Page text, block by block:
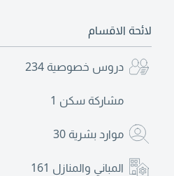
لائحة الاقسام
دروس خصوصية 234
مشاركة سكن 1
موارد بشرية 30
المباني والمنازل 161